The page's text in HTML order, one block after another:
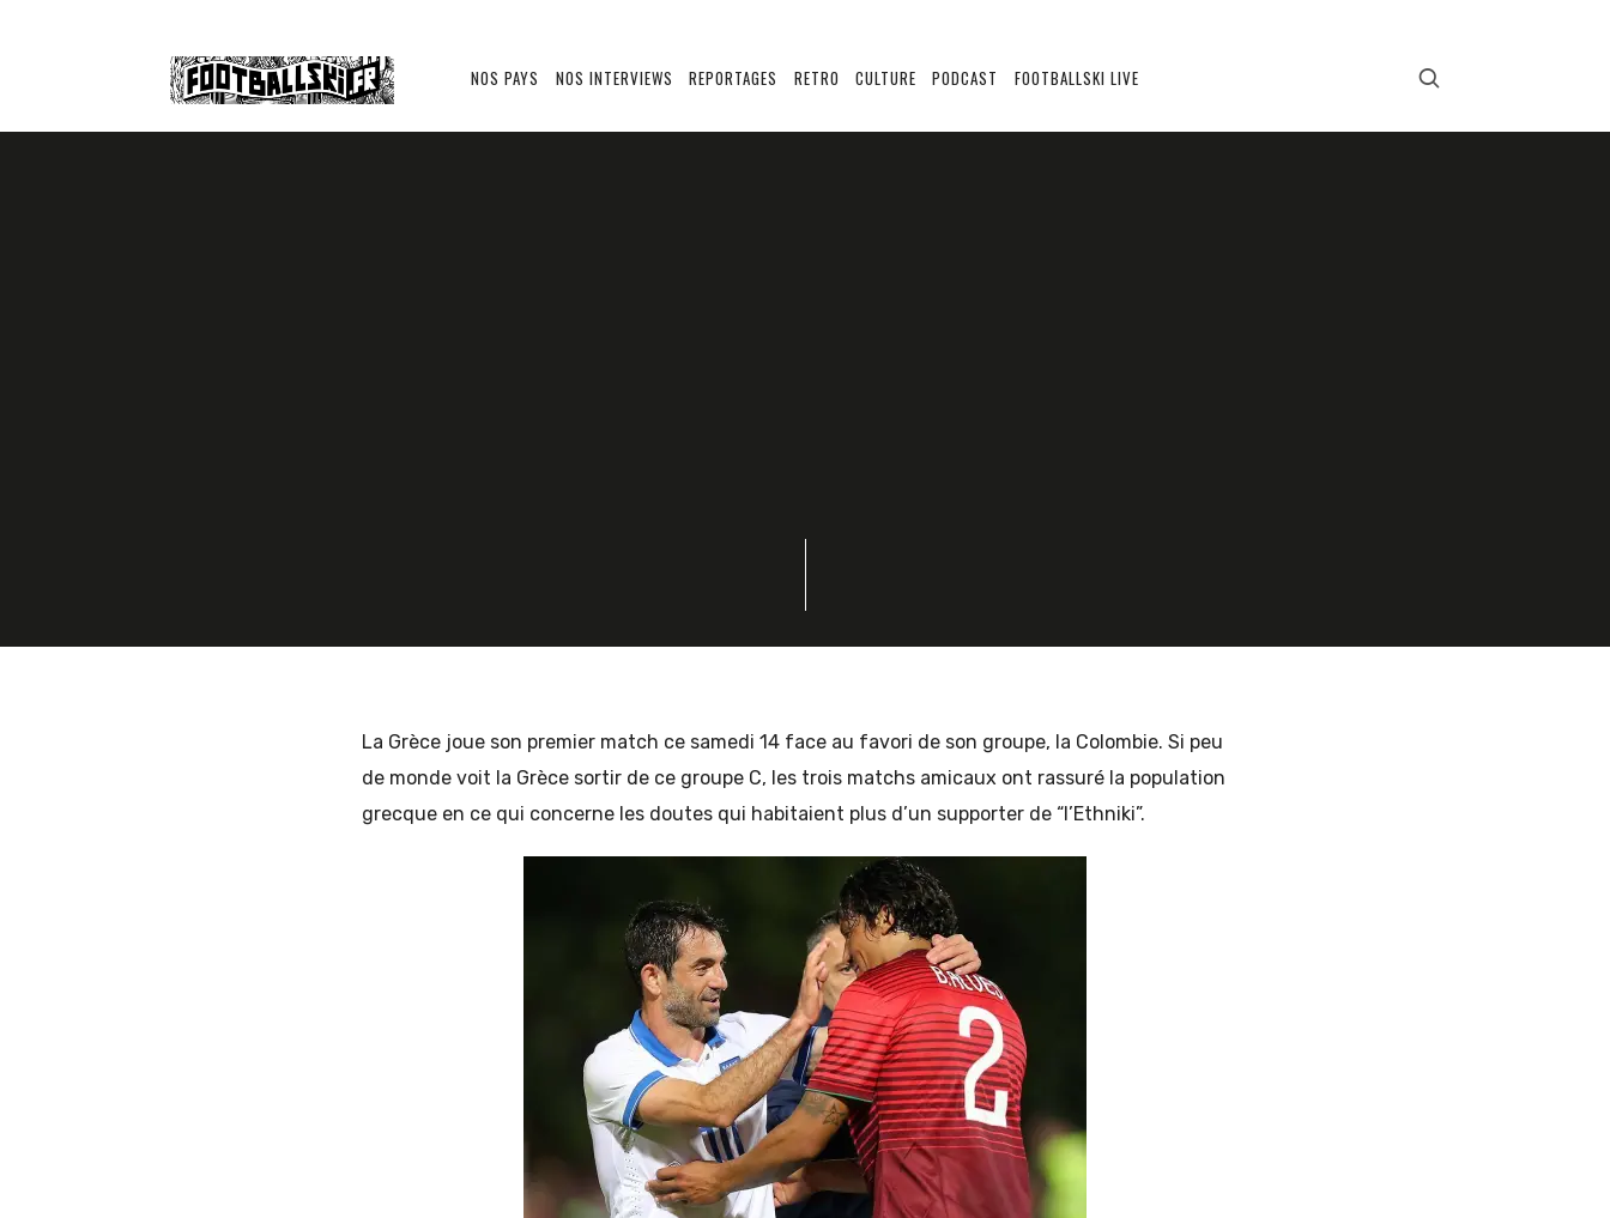
Footballski NOS PAYS NOS INTERVIEWS REPORTAGES RETRO CULTURE PODCAST FOOTBALLSKI LIVE
La Grèce joue son premier match ce samedi 14 face au favori de son groupe, la Colombie. Si peu
de monde voit la Grèce sortir de ce groupe C, les trois matchs amicaux ont rassuré la population
grecque en ce qui concerne les doutes qui habitaient plus d’un supporter de “l’Ethniki”.